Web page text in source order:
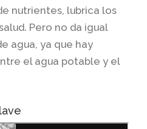
nutrientes, lubrica los
Pero no da igual
agua, ya que hay
el agua potable y el